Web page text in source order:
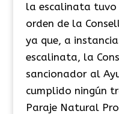
la escalinata tuvo
orden de la
ya que, a
escalinata, la
sancionador al
cumplido ningún
Paraje Natural